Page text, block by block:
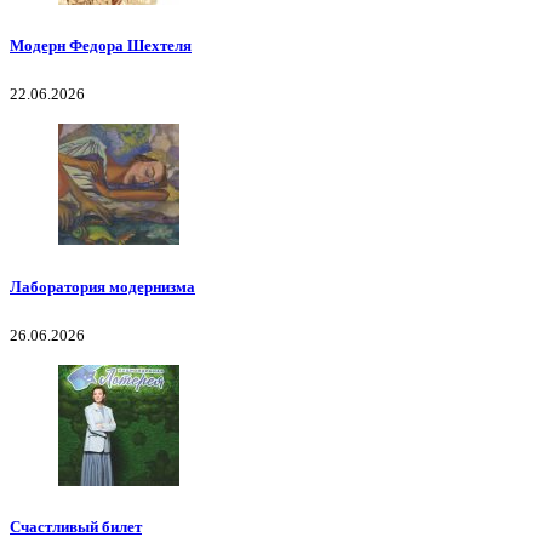
Модерн Федора Шехтеля
22.06.2026
Лаборатория модернизма
26.06.2026
Счастливый билет